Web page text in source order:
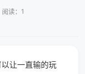
读：1
让一直输的玩